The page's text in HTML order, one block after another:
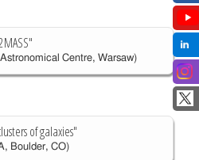
Centre, Warsaw)
of galaxies"
Boulder, CO)